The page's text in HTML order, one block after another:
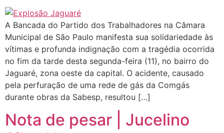
A Bancada do Partido dos Trabalhadores na Câmara
Municipal de São Paulo manifesta sua solidariedade às
vítimas e profunda indignação com a tragédia ocorrida
no fim da tarde desta segunda-feira (11), no bairro do
Jaguaré, zona oeste da capital. O acidente, causado
pela perfuração de uma rede de gás da Comgás
durante obras da Sabesp, resultou […]
Nota de pesar | Jucelino